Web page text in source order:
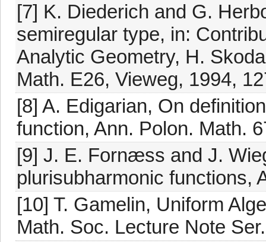
[7] K. Diederich and G.
semiregular type, in:
Analytic Geometry, H.
Math. E26, Vieweg, 1994,
[8] A. Edigarian, On
function, Ann. Polon. Math.
[9] J. E. Fornæss and J.
plurisubharmonic functions,
[10] T. Gamelin, Uniform
Math. Soc. Lecture Note